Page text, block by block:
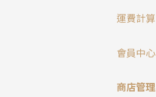
運費計算
會員中心
商店管理